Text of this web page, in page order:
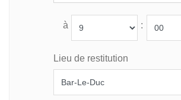
à :
Lieu de restitution